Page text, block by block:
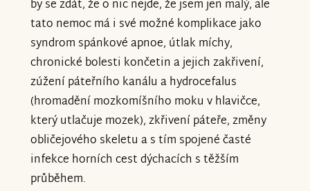
by se zdát, že o nic nejde, že jsem jen malý, ale
tato nemoc má i své možné komplikace jako
syndrom spánkové apnoe, útlak míchy,
chronické bolesti končetin a jejich zakřivení,
zúžení páteřního kanálu a hydrocefalus
(hromadění mozkomíšního moku v hlavičce,
který utlačuje mozek), zkřivení páteře, změny
obličejového skeletu a s tím spojené časté
infekce horních cest dýchacích s těžším
průběhem.